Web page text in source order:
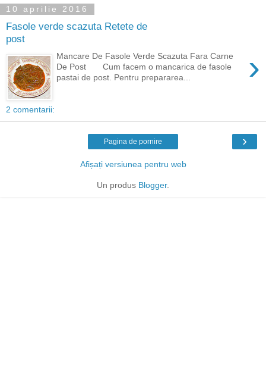
10 aprilie 2016
Fasole verde scazuta Retete de
post
›
Mancare De Fasole Verde Scazuta Fara Carne
De Post Cum facem o mancarica de fasole
pastai de post. Pentru prepararea...
2 comentarii:
›
Pagina de pornire
Afișați versiunea pentru web
Un produs Blogger.